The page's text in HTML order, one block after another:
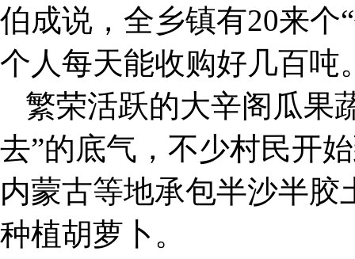
伯成说，全乡镇有20来个
个人每天能收购好几百吨
繁荣活跃的大辛阁瓜果
去”的底气，不少村民开
内蒙古等地承包半沙半
种植胡萝卜。